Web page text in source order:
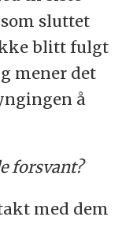
sluttet
blitt fulgt
mener det
å
forsvant?
med dem